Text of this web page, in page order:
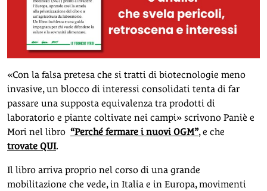
«Con la falsa pretesa che si tratti di biotecnologie meno
invasive, un blocco di interessi consolidati tenta di far
passare una supposta equivalenza tra prodotti di
laboratorio e piante coltivate nei campi» scrivono Paniè e
Mori nel libro “Perché fermare i nuovi OGM”, e che
trovate QUI.
Il libro arriva proprio nel corso di una grande
mobilitazione che vede, in Italia e in Europa, movimenti